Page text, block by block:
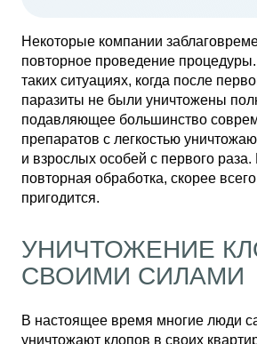
Некоторые компании
повторное проведение
таких ситуациях, когда после
паразиты не были уничтожены
подавляющее большинство
препаратов с легкостью
и взрослых особей с первого
повторная обработка, скорее
пригодится.
УНИЧТОЖЕНИЕ
СВОИМИ СИЛАМИ
В настоящее время многие люди
уничтожают клопов в своих